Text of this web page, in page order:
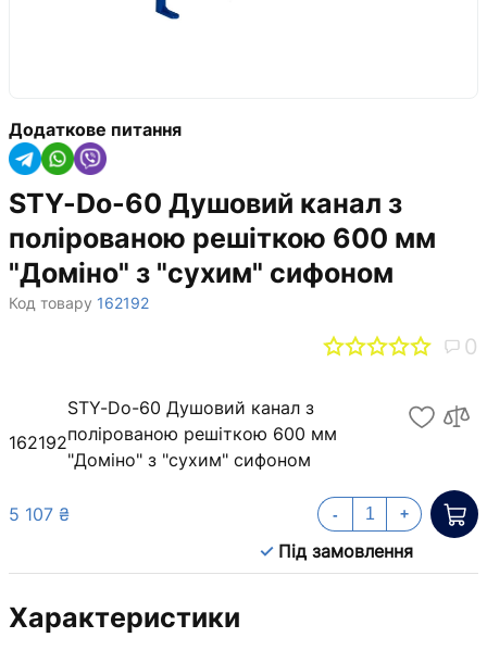
Додаткове питання
STY-Do-60 Душовий канал з
полірованою решіткою 600 мм
"Доміно" з "сухим" сифоном
Код товару 162192
0
162192
STY-Do-60 Душовий канал з
полірованою решіткою 600 мм
"Доміно" з "сухим" сифоном
5 107 ₴
Під замовлення
- +
Характеристики